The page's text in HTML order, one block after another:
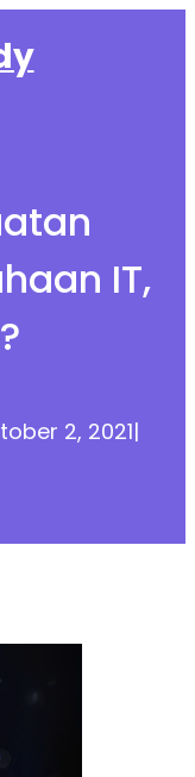
IT,
2, 2021|